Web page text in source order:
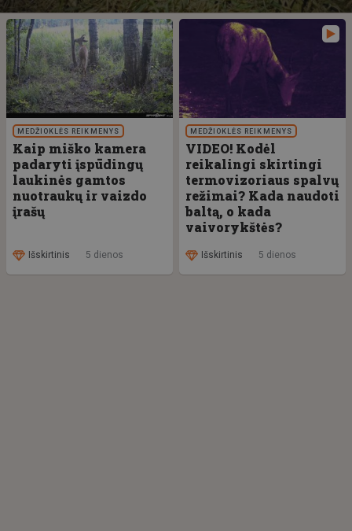
MEDŽIOKLĖS REIKMENYS
Kaip miško kamera
padaryti įspūdingų
laukinės gamtos
nuotraukų ir vaizdo
įrašų
Išskirtinis 5 dienos
MEDŽIOKLĖS REIKMENYS
VIDEO! Kodėl
reikalingi skirtingi
termovizoriaus spalvų
režimai? Kada naudoti
baltą, o kada
vaivorykštės?
Išskirtinis 5 dienos